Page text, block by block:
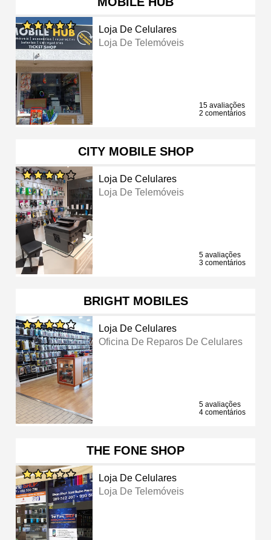
Loja De Celulares
Loja De Telemóveis
15 avaliações
2 comentários
CITY MOBILE SHOP
Loja De Celulares
Loja De Telemóveis
5 avaliações
3 comentários
BRIGHT MOBILES
Loja De Celulares
Oficina De Reparos De Celulares
5 avaliações
4 comentários
THE FONE SHOP
Loja De Celulares
Loja De Telemóveis